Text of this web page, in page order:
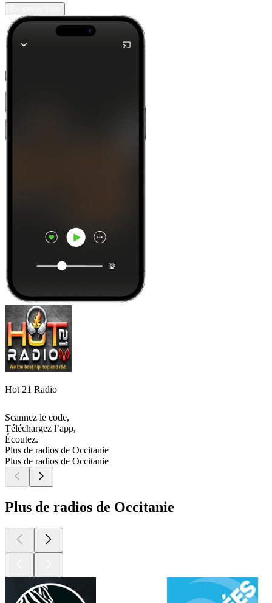
Hot 21 Radio
Scannez le code,
Téléchargez l’app,
Écoutez.
Plus de radios de Occitanie
Plus de radios de Occitanie
Plus de radios de Occitanie